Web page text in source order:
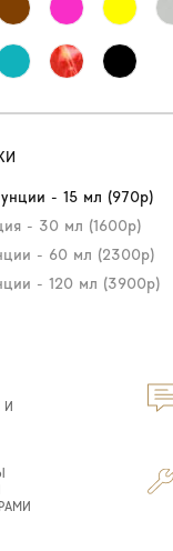
- 15 мл (970р)
- 30 мл (1600р)
- 60 мл (2300р)
- 120 мл (3900р)
И